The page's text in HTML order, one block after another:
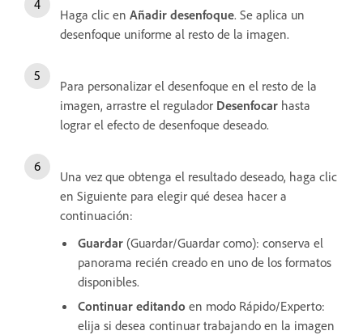
Haga clic en Añadir desenfoque. Se aplica un
desenfoque uniforme al resto de la imagen.
Para personalizar el desenfoque en el resto de la
imagen, arrastre el regulador Desenfocar hasta
lograr el efecto de desenfoque deseado.
Una vez que obtenga el resultado deseado, haga clic
en Siguiente para elegir qué desea hacer a
continuación:
Guardar (Guardar/Guardar como): conserva el
panorama recién creado en uno de los formatos
disponibles.
Continuar editando en modo Rápido/Experto:
elija si desea continuar trabajando en la imagen